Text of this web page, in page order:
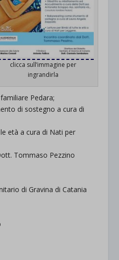
clicca sull’immagine per
ingrandirla
Pedara;
di sostegno a cura di
età a cura di Nati per
Tommaso Pezzino
di Gravina di Catania